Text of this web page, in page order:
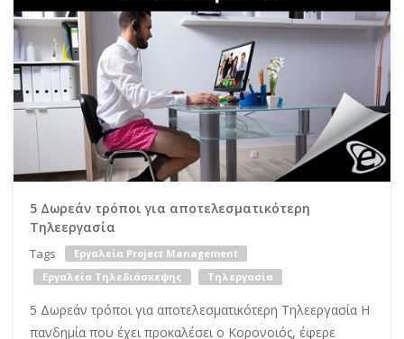
5 Δωρεάν τρόποι για αποτελεσματικότερη
Τηλεεργασία
Tags
Εργαλεία Project Management
Εργαλεία Τηλεδιάσκεψης
Τηλεργασία
5 Δωρεάν τρόποι για αποτελεσματικότερη Τηλεεργασία Η
πανδημία που έχει προκαλέσει ο Κορονοιός, έφερε